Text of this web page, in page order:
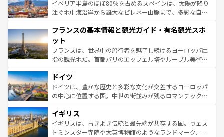
景など、自然景観も見逃せない。観光の合間には、本場の
ピザやパスタなど、絶品のイタリア料理を堪能することも
ませてくれるイタリアで、忘れられない旅をしてみよう！
なお、新着のイタリア情報は
しい。
イベリア半島のほぼ80％を占めるスペインは、太陽が降り
注ぐ地中海沿岸から雄大なピレネー山脈まで、多彩な自然
文化が根付くこの国では、情熱的なフラメンコ、熱気あふ
れる闘牛、そして美味しいタパスが生活の一部となってい
る。首都マドリードの洗練された雰囲気や、バルセロナの
アートに溢れた街角から、地方では古代ローマ遺跡や中世
せる。地方によって風土や気候が異なるスペインはその個
性で訪れる人を魅了する。 なお、新着のスペイン情報は コ
ンテンツ一覧を参照してほしい。
フランスの基本情報と観光ガイド・有名観光スポ
ット
フランスは、世界中の旅行者を魅了し続けるヨーロッパ屈
指の観光地だ。首都パリのエッフェル塔やルーブル美術館
で、幅広い魅力が詰まっている。華麗な宮殿、歴史的な大
聖堂、美しいビーチ、そして豊かな自然が、訪れる者を心
から魅了する。また、フランスは美食の国としても知ら
いる。シャンパンの発祥地であるランス、プロヴァンスの
香り高いラベンダー畑など、多彩な楽しみ方が可能だ。さ
らに、パリ以外の地域にも魅力が溢れており、どの街角に
ドイツ
ドイツは、豊かな歴史と多彩な文化が交差するヨーロッパ
の中心に位置する国。中世の街並みが残るロマンチック街
顔を持つこの国は、どこを歩いても飽きることがない。ベ
ルリンの文化的活気、バイエルン州のアルプスの絶景、そ
してライン川沿いのワイン畑といった風景は必見。ビール
イギリス
イギリスは、古きよき伝統と最先端が共存する国。ウェス
トミンスター寺院や大英博物館のようなランドマーク、歴